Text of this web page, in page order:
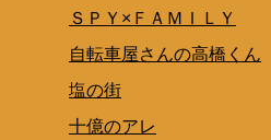
ＳＰＹ×ＦＡＭＩＬＹ
自転車屋さんの高橋くん
塩の街
十億のアレ